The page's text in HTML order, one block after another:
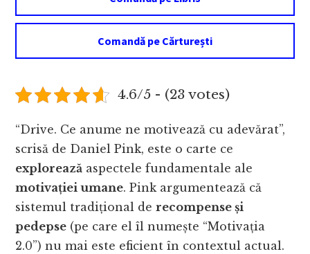
Comandă pe Cărturești
4.6/5 - (23 votes)
“Drive. Ce anume ne motivează cu adevărat”,
scrisă de Daniel Pink, este o carte ce
explorează aspectele fundamentale ale
motivației umane. Pink argumentează că
sistemul tradițional derecompense și
pedepse (pe care el îl numește “Motivația
2.0”) nu mai este eficient în contextul actual.